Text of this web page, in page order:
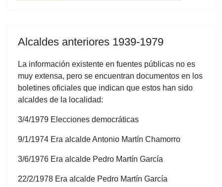
Alcaldes anteriores 1939-1979
La información existente en fuentes públicas no es
muy extensa, pero se encuentran documentos en los
boletines oficiales que indican que estos han sido
alcaldes de la localidad:
3/4/1979 Elecciones democráticas
9/1/1974 Era alcalde Antonio Martín Chamorro
3/6/1976 Era alcalde Pedro Martín García
22/2/1978 Era alcalde Pedro Martín García